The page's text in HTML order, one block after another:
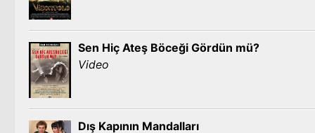
Sen Hiç Ateş Böceği Gördün mü?
Video
Dış Kapının Mandalları